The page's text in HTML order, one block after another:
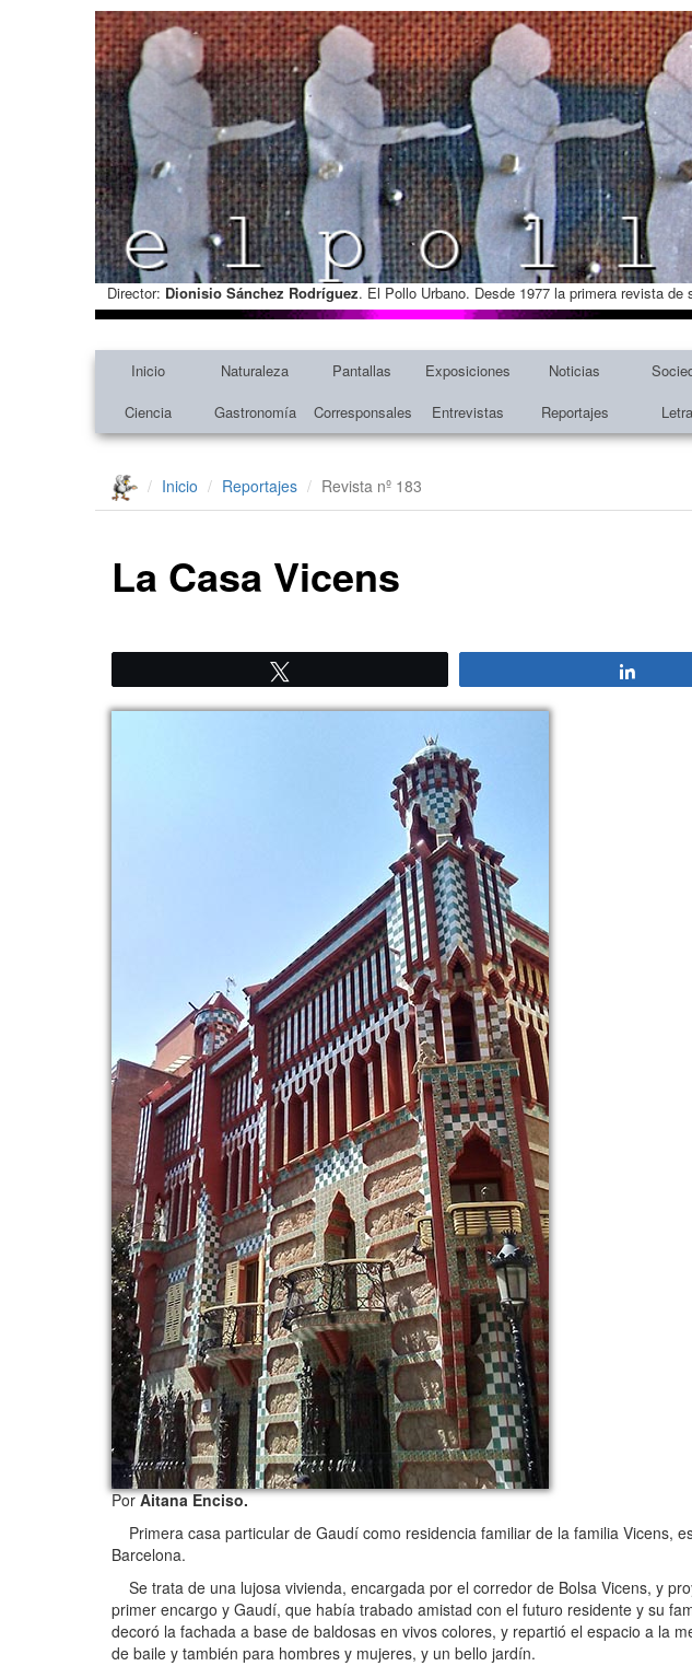
Director: Dionisio Sánchez Rodríguez. El Pollo Urbano. Desde 1977 la primera revista
Inicio Naturaleza Pantallas Exposiciones Noticias
Ciencia
Gastronomía Corresponsales Entrevistas Reportajes
Inicio Reportajes Revista nº 183
La Casa Vicens
PorAitana Enciso.
Primera casa particular de Gaudí como residencia familiar de la familia Vicens,
Barcelona.
Se trata de una lujosa vivienda, encargada por el corredor de Bolsa Vicens, y
primer encargo y Gaudí, que había trabado amistad con el futuro residente y su
decoró la fachada a base de baldosas en vivos colores, y repartió el espacio a la
de baile y también para hombres y mujeres, y un bello jardín.